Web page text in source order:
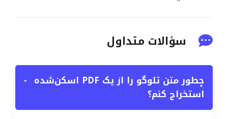
سؤالات متداول
چطور متن تلوگو را از یک PDF اسکن‌شده
استخراج کنم؟
−